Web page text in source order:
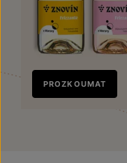
Nově
v prodeji
PROZKOUMAT